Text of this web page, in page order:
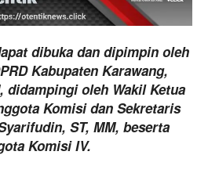
dibuka dan dipimpin oleh
Kabupaten Karawang,
didampingi oleh Wakil Ketua
Komisi dan Sekretaris
ST, MM, beserta
Komisi IV.